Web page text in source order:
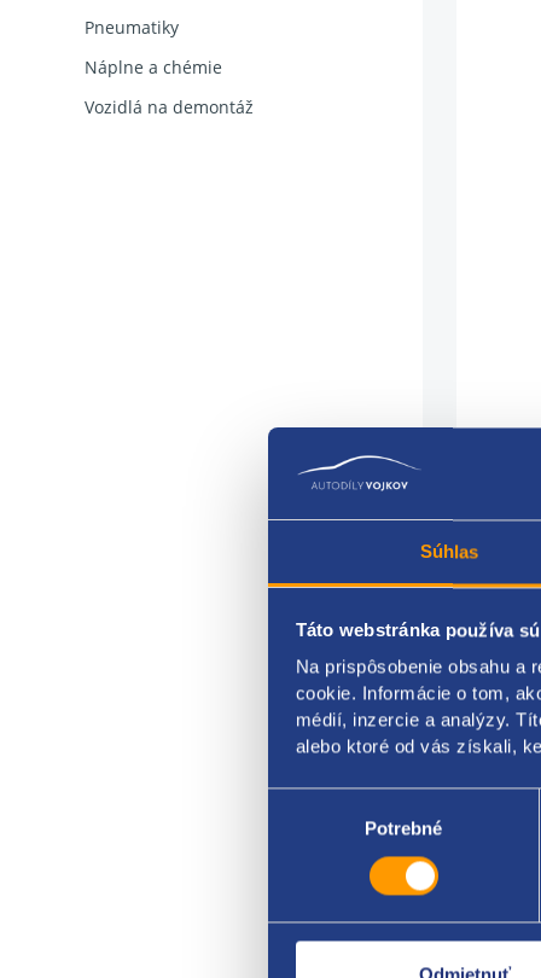
Súhlas
Táto webstránka používa
Na prispôsobenie obsahu a
cookie. Informácie o tom,
médií, inzercie a analýzy.
alebo ktoré od vás získali,
Potrebné
Pneumatiky
Náplne a chémie
Vozidlá na demontáž
VAG